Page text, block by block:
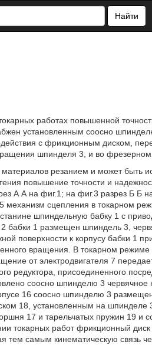
Найти
работах повышенной
установленным соосно
с фрикционным диском,
шпинделя 3, и во
материалов резанием и может быть
повышение точности и
А А на фиг.1; на фиг.3 разрез Б Б
сцепления в токарном
шпиндельную бабку 1 с
бабки 1 размещен шпиндель 3,
поверхности к корпусу бабки 1
вращения. В токарном
от электродвигателя 7
редуктора, присоединенного
соосно шпинделю 3
16 соосно шпинделю 3
18, установленным на шпинделе
17 и тарельчатых пружин 19 и
токарных работ фрикционный
самым кинематическую связь